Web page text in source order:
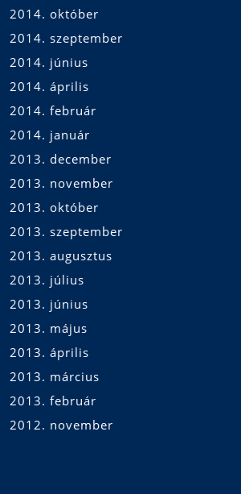
2014. október
2014. szeptember
2014. június
2014. április
2014. február
2014. január
2013. december
2013. november
2013. október
2013. szeptember
2013. augusztus
2013. július
2013. június
2013. május
2013. április
2013. március
2013. február
2012. november